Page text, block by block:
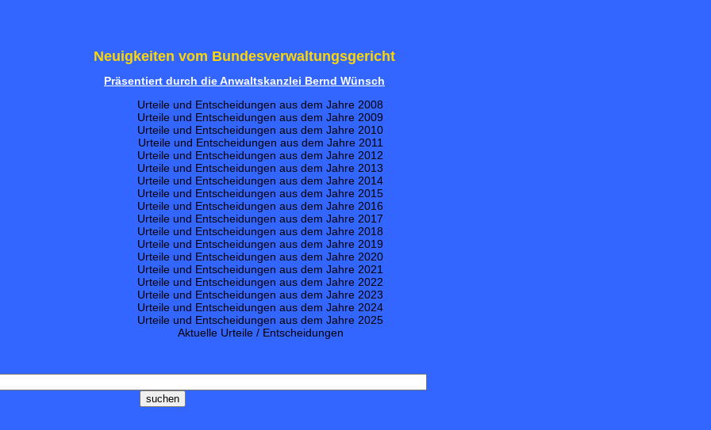
Neuigkeiten vom Bundesverwaltungsgericht
Präsentiert durch die Anwaltskanzlei Bernd Wünsch
Urteile und Entscheidungen aus dem Jahre 2008
Urteile und Entscheidungen aus dem Jahre 2009
Urteile und Entscheidungen aus dem Jahre 2010
Urteile und Entscheidungen aus dem Jahre 2011
Urteile und Entscheidungen aus dem Jahre 2012
Urteile und Entscheidungen aus dem Jahre 2013
Urteile und Entscheidungen aus dem Jahre 2014
Urteile und Entscheidungen aus dem Jahre 2015
Urteile und Entscheidungen aus dem Jahre 2016
Urteile und Entscheidungen aus dem Jahre 2017
Urteile und Entscheidungen aus dem Jahre 2018
Urteile und Entscheidungen aus dem Jahre 2019
Urteile und Entscheidungen aus dem Jahre 2020
Urteile und Entscheidungen aus dem Jahre 2021
Urteile und Entscheidungen aus dem Jahre 2022
Urteile und Entscheidungen aus dem Jahre 2023
Urteile und Entscheidungen aus dem Jahre 2024
Urteile und Entscheidungen aus dem Jahre 2025
Aktuelle Urteile / Entscheidungen